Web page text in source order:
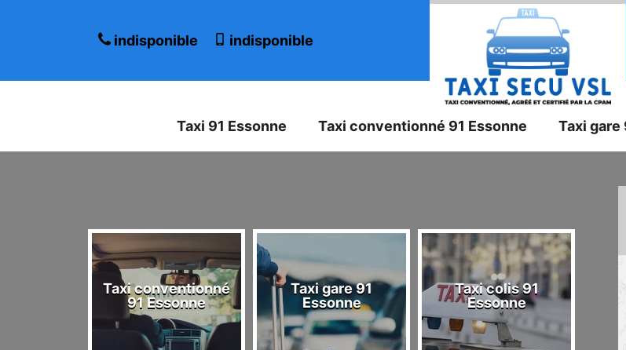
indisponible indisponible
Taxi 91 Essonne Taxi conventionné 91 Essonne Taxi gare
Taxi conventionné
91 Essonne
Taxi gare 91
Essonne
Taxi colis 91
Essonne